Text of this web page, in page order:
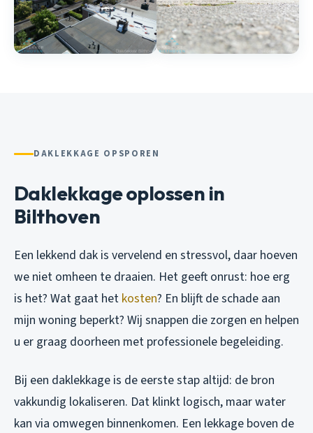
DAKLEKKAGE OPSPOREN
Daklekkage oplossen in
Bilthoven
Een lekkend dak is vervelend en stressvol, daar hoeven
we niet omheen te draaien. Het geeft onrust: hoe erg
is het? Wat gaat het kosten? En blijft de schade aan
mijn woning beperkt? Wij snappen die zorgen en helpen
u er graag doorheen met professionele begeleiding.
Bij een daklekkage is de eerste stap altijd: de bron
vakkundig lokaliseren. Dat klinkt logisch, maar water
kan via omwegen binnenkomen. Een lekkage boven de